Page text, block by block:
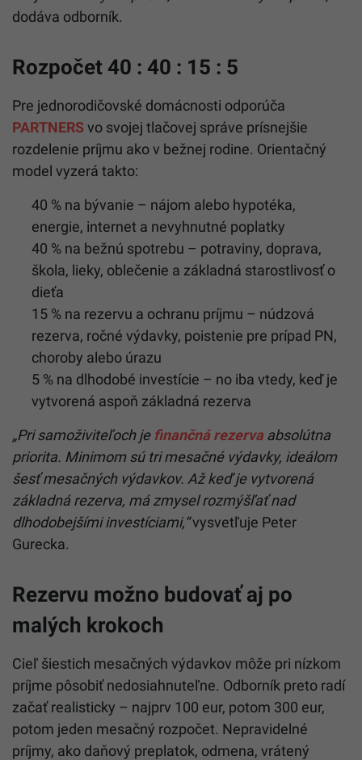
dodáva odborník.
Rozpočet 40 : 40 : 15 : 5
Pre jednorodičovské domácnosti odporúča
PARTNERSvo svojej tlačovej správe prísnejšie
rozdelenie príjmu ako v bežnej rodine. Orientačný
model vyzerá takto:
40 % na bývanie – nájom alebo hypotéka,
energie, internet a nevyhnutné poplatky
40 % na bežnú spotrebu – potraviny, doprava,
škola, lieky, oblečenie a základná starostlivosť o
dieťa
15 % na rezervu a ochranu príjmu – núdzová
rezerva, ročné výdavky, poistenie pre prípad PN,
choroby alebo úrazu
5 % na dlhodobé investície – no iba vtedy, keď je
vytvorená aspoň základná rezerva
„Pri samoživiteľoch je finančná rezervaabsolútna
priorita. Minimom sú tri mesačné výdavky, ideálom
šesť mesačných výdavkov. Až keď je vytvorená
základná rezerva, má zmysel rozmýšľať nad
dlhodobejšími investíciami,“vysvetľuje Peter
Gurecka.
Rezervu možno budovať aj po
malých krokoch
Cieľ šiestich mesačných výdavkov môže pri nízkom
príjme pôsobiť nedosiahnuteľne. Odborník preto radí
začať realisticky – najprv 100 eur, potom 300 eur,
potom jeden mesačný rozpočet. Nepravidelné
príjmy, ako daňový preplatok, odmena, vrátený